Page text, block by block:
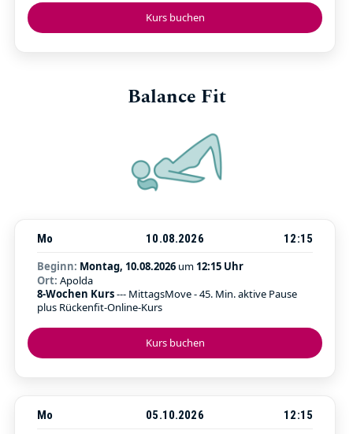
Kurs buchen
Balance Fit
Kurs buchen
Mo 10.08.2026
12:15
Beginn: Montag, 10.08.2026 um 12:15 Uhr
Ort: Apolda
8-Wochen Kurs--- MittagsMove - 45. Min. aktive Pause
plus Rückenfit-Online-Kurs
Mo 05.10.2026
12:15